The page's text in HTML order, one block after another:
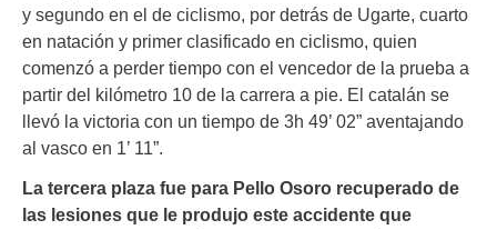
y segundo en el de ciclismo, por detrás de Ugarte, cuarto
en natación y primer clasificado en ciclismo, quien
comenzó a perder tiempo con el vencedor de la prueba a
partir del kilómetro 10 de la carrera a pie. El catalán se
llevó la victoria con un tiempo de 3h 49’ 02” aventajando
al vasco en 1’ 11”.
La tercera plaza fue para Pello Osoro recuperado de
las lesiones que le produjo este accidente que